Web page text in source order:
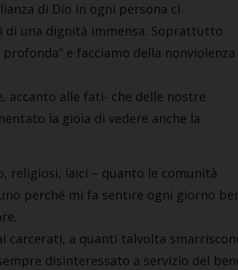
di Dio in ogni persona ci
di una dignità immensa. Soprattutto
e facciamo della nonviolenza
accanto alle fati- che delle nostre
la gioia di vedere anche la
religiosi, laici – quanto le comunità
perché mi fa sentire ogni giorno
carcerati, a quanti talvolta
disinteressato a servizio del